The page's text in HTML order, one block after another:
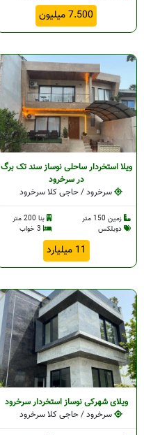
7.500 میلیون
ویلا استخردار ساحلی نوساز سند تک برگ
در سرخرود
سرخرود / حاجی کلا سرخرود
زمین 150 متر
بنا 200 متر
دوبلکس
11 میلیارد
ویلای شهرکی نوساز استخردار سرخرود
سرخرود / حاجی کلا سرخرود